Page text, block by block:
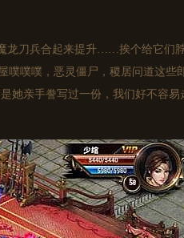
龙刀兵合起来提升……挨个给它们
噗噗噗，恶灵僵尸，稷居问道这些
她亲手誊写过一份，我们好不容易